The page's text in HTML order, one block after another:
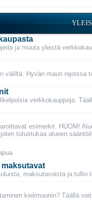
ja muuta yleistä
väliltä. Hyvän maun rajoissa
verkkokauppoja.
esimerkit. HUOM!
tutustukaa alueen
maksutavoista ja tullin
kielimuuriin? Täällä